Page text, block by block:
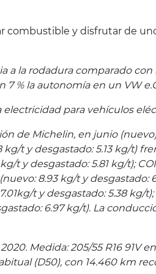
combustible y disfrutar de
a la rodadura comparado
7 % la autonomía en un VW
para vehículos
de Michelin, en junio
kg/t y desgastado: 5.13 kg/t)
t y desgastado: 5.81 kg/t);
8.93 kg/t y desgastado:
t y desgastado: 5.38 kg/t);
6.97 kg/t). La
Medida: 205/55 R16 91V
(D50), con 14.460 km